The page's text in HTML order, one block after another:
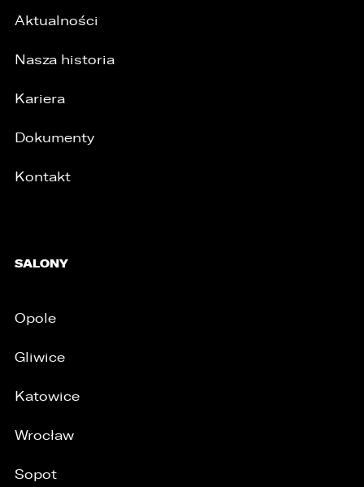
Aktualności
Nasza historia
Kariera
Dokumenty
Kontakt
SALONY
Opole
Gliwice
Katowice
Wrocław
Sopot